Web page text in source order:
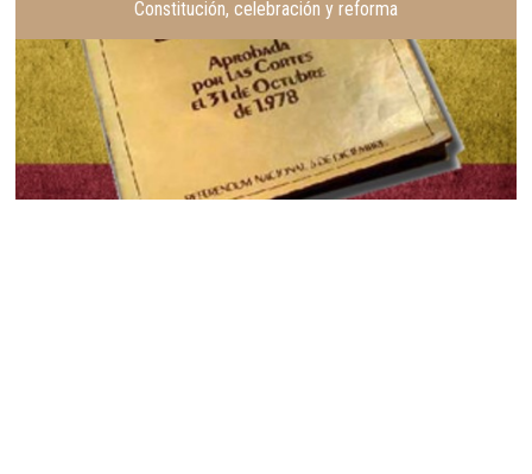
Constitución, celebración y reforma